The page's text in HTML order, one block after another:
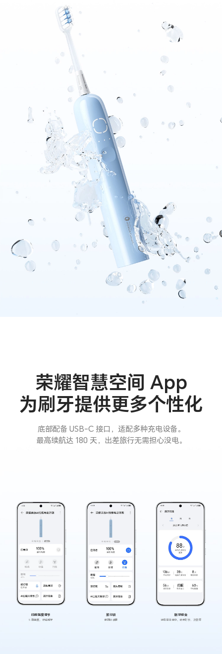
荣耀智慧空间 App
为刷牙提供更多个性化
底部配备 USB-C 接口，适配多种充电设备。
最高续航达 180 天，出差旅行无需担心没电。
扫振强度调节
5 挡强度，舒适刷牙
旅行锁
便携防误触
刷牙报告
评估清洁得分，记录时长、次数等